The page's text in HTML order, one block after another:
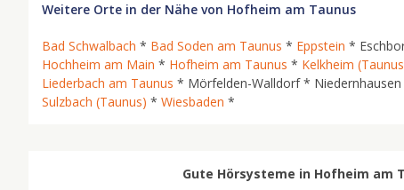
Weitere Orte in der Nähe von Hofheim am Taunus
Bad Schwalbach * Bad Soden am Taunus * Eppstein *
Hochheim am Main * Hofheim am Taunus * Kelkheim
Liederbach am Taunus * Mörfelden-Walldorf *
Sulzbach (Taunus) * Wiesbaden *
Gute Hörsysteme in Hofheim am